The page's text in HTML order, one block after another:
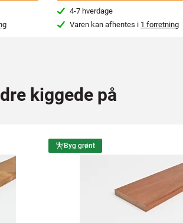
4-7 hverdage
Varen kan afhentes i 1 forretning
kiggede på
Byg grønt